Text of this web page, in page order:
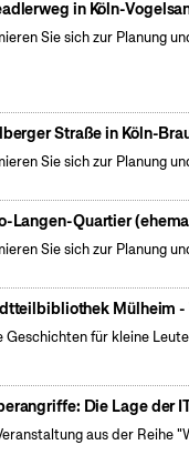
in Köln-
Sie sich zur Planung
Straße in Köln-
Sie sich zur Planung
Langen-Quartier
Sie sich zur Planung
Mülheim -
Geschichten für kleine Leute
Die Lage der
aus der Reihe